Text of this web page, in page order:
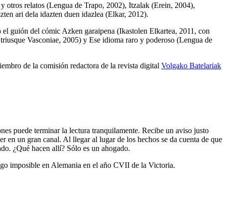
otros relatos (Lengua de Trapo, 2002), Itzalak (Erein, 2004),
ari dela idazten duen idazlea (Elkar, 2012).
el guión del cómic Azken garaipena (Ikastolen Elkartea, 2011, con
Vasconiae, 2005) y Ese idioma raro y poderoso (Lengua de
de la comisión redactora de la revista digital Volgako Batelariak
puede terminar la lectura tranquilamente. Recibe un aviso justo
en un gran canal. Al llegar al lugar de los hechos se da cuenta de que
¿Qué hacen allí? Sólo es un ahogado.
imposible en Alemania en el año CVII de la Victoria.